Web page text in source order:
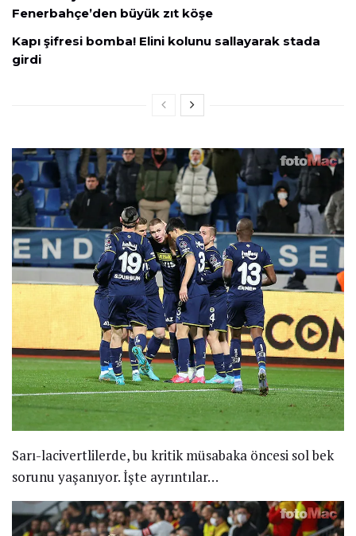
Fenerbahçe’den büyük zıt köşe
Kapı şifresi bomba! Elini kolunu sallayarak stada
girdi
Sarı-lacivertlilerde, bu kritik müsabaka öncesi sol bek
sorunu yaşanıyor. İşte ayrıntılar…